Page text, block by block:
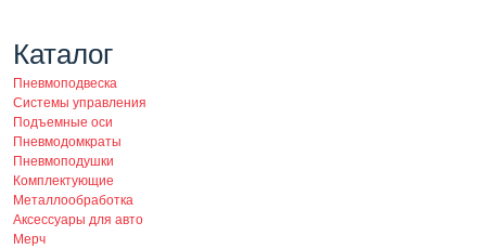
Каталог
Пневмоподвеска
Системы управления
Подъемные оси
Пневмодомкраты
Пневмоподушки
Комплектующие
Металлообработка
Аксессуары для авто
Мерч